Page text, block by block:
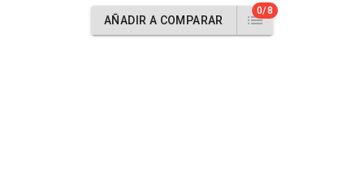
AÑADIR A COMPARAR
0/8